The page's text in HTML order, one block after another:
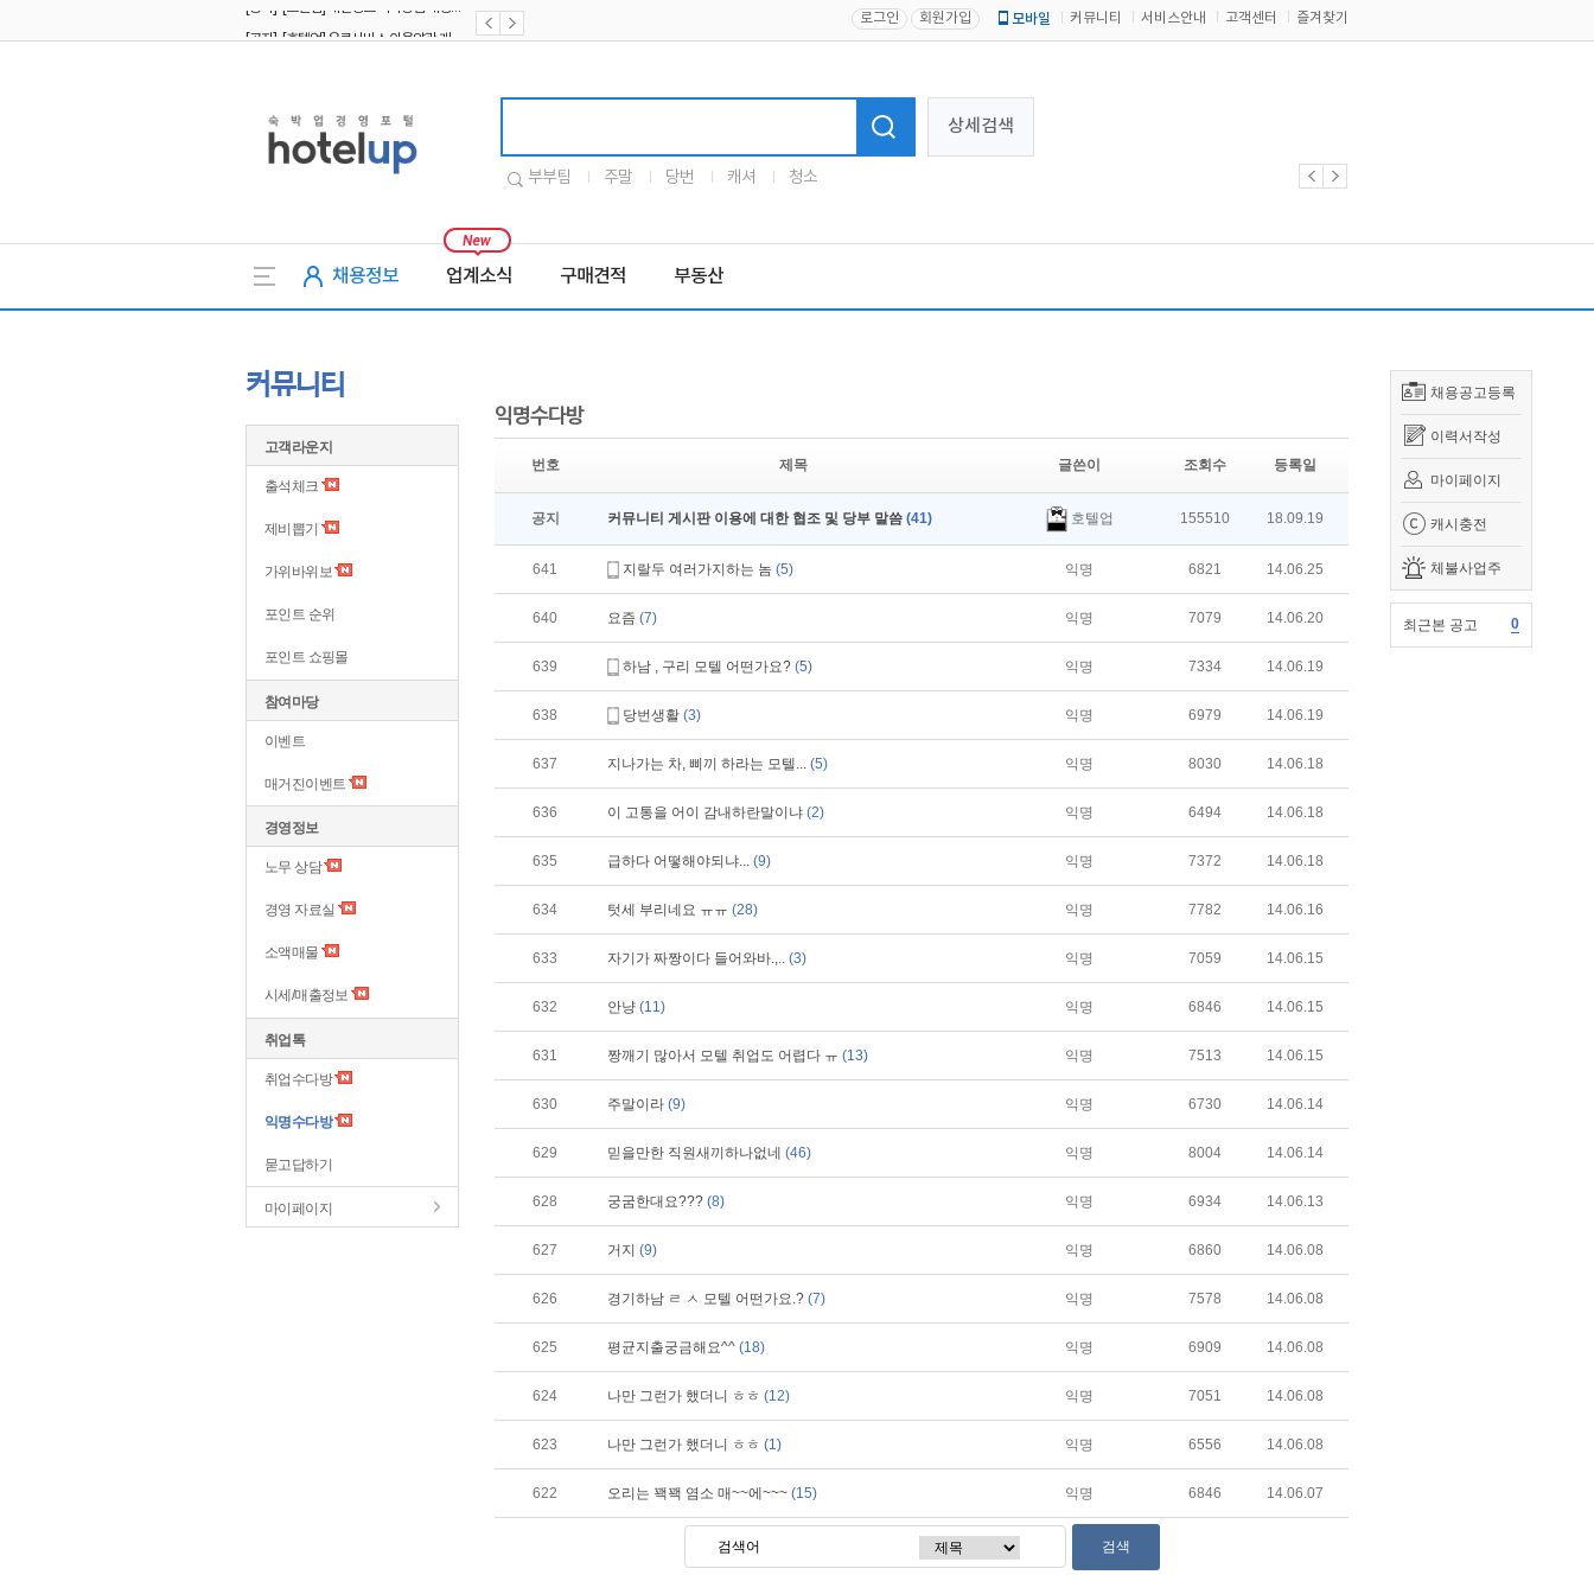
로그인 회원가입 모바일 커뮤니티 서비스안내 고객센터 즐겨찾기
상세검색
부부팀 주말 당번 캐셔 청소
채용정보 업계소식 구매견적 부동산
채용공고등록
이력서작성
마이페이지
캐시충전
체불사업주
최근본 공고 0
커뮤니티
고객라운지
출석체크
제비뽑기
가위바위보
포인트 순위
포인트 쇼핑몰
참여마당
이벤트
매거진이벤트
경영정보
노무 상담
경영 자료실
소액매물
시세/매출정보
취업톡
취업수다방
익명수다방
묻고답하기
마이페이지
익명수다방
번호 제목 글쓴이 조회수 등록일
공지 커뮤니티 게시판 이용에 대한 협조 및 당부 말씀 (41) 호텔업 155510 18.09.19
641 지랄두 여러가지하는 놈 (5) 익명 6821 14.06.25
640 요즘 (7) 익명 7079 14.06.20
639 하남 , 구리 모텔 어떤가요? (5) 익명 7334 14.06.19
638 당번생활 (3) 익명 6979 14.06.19
637 지나가는 차, 삐끼 하라는 모텔... (5) 익명 8030 14.06.18
636 이 고통을 어이 감내하란말이냐 (2) 익명 6494 14.06.18
635 급하다 어떻해야되냐... (9) 익명 7372 14.06.18
634 텃세 부리네요 ㅠㅠ (28) 익명 7782 14.06.16
633 자기가 짜짱이다 들어와바.,.. (3) 익명 7059 14.06.15
632 안냥 (11) 익명 6846 14.06.15
631 짱깨기 많아서 모텔 취업도 어렵다 ㅠ (13) 익명 7513 14.06.15
630 주말이라 (9) 익명 6730 14.06.14
629 믿을만한 직원새끼하나없네 (46) 익명 8004 14.06.14
628 궁굼한대요??? (8) 익명 6934 14.06.13
627 거지 (9) 익명 6860 14.06.08
626 경기하남 ㄹ ㅅ 모텔 어떤가요.? (7) 익명 7578 14.06.08
625 평균지출궁금해요^^ (18) 익명 6909 14.06.08
624 나만 그런가 했더니 ㅎㅎ (12) 익명 7051 14.06.08
623 나만 그런가 했더니 ㅎㅎ (1) 익명 6556 14.06.08
622 오리는 꽥꽥 염소 매~~에~~~ (15) 익명 6846 14.06.07